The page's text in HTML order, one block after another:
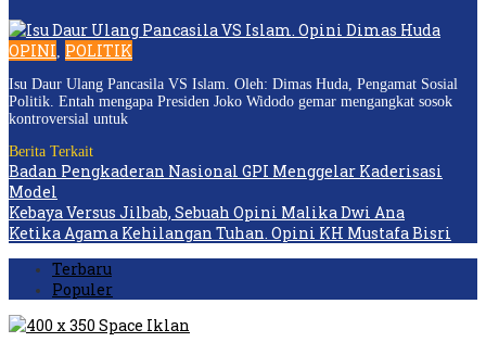
OPINI, POLITIK
Isu Daur Ulang Pancasila VS Islam. Oleh: Dimas Huda, Pengamat Sosial
Politik. Entah mengapa Presiden Joko Widodo gemar mengangkat sosok
kontroversial untuk
Berita Terkait
Badan Pengkaderan Nasional GPI Menggelar Kaderisasi
Model
Kebaya Versus Jilbab, Sebuah Opini Malika Dwi Ana
Ketika Agama Kehilangan Tuhan. Opini KH Mustafa Bisri
Terbaru
Populer